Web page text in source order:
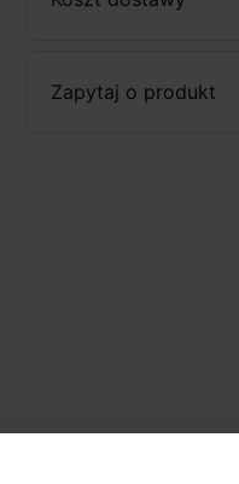
Zapytaj o produkt